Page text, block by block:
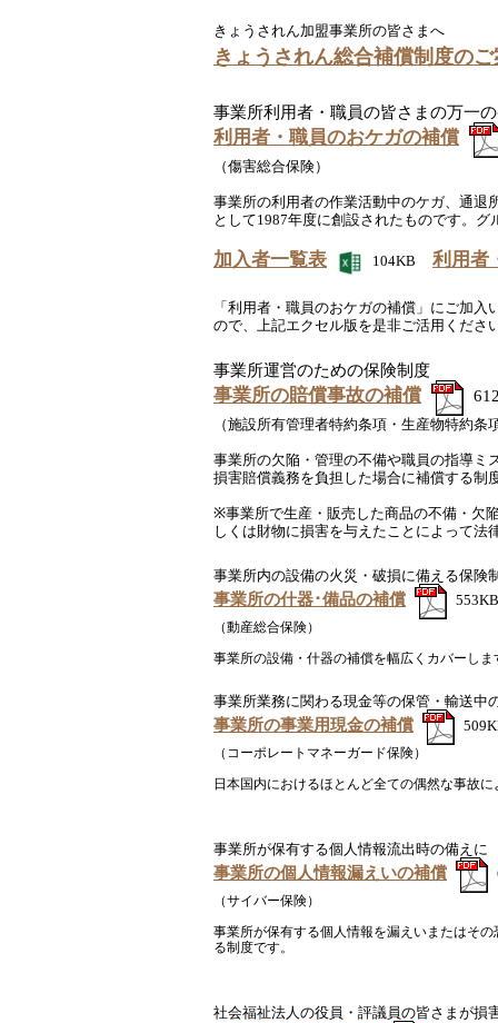
きょうされん加盟事業所の皆さまへ
きょうされん総合補償制度の
事業所利用者・職員の皆さまの万一
利用者・職員のおケガの補償
（傷害総合保険）
事業所の利用者の作業活動中のケガ、通退
として1987年度に創設されたものです。
加入者一覧表 104KB 利用者
「利用者・職員のおケガの補償」にご加
ので、上記エクセル版を是非ご活用くださ
事業所運営のための保険制度
事業所の賠償事故の補償
（施設所有管理者特約条項・生産物特約
事業所の欠陥・管理の不備や職員の指導ミ
損害賠償義務を負担した場合に補償する制
※事業所で生産・販売した商品の不備・欠
しくは財物に損害を与えたことによって
事業所内の設備の火災・破損に備える保険
事業所の什器･備品の補償 553KB
（動産総合保険）
事業所の設備・什器の補償を幅広くカバーしま
事業所業務に関わる現金等の保管・輸送中
事業所の事業用現金の補償
（コーポレートマネーガード保険）
日本国内におけるほとんど全ての偶然な事故
事業所が保有する個人情報流出時の備えに
事業所の個人情報漏えいの補償
（サイバー保険）
事業所が保有する個人情報を漏えいまたはそ
る制度です。
社会福祉法人の役員・評議員の皆さまが損